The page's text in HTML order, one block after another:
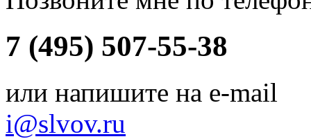
7 (495) 507-55-38
или напишите на e-mail
i@slvov.ru